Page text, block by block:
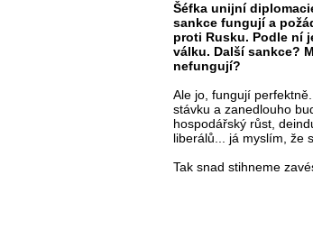
Šéfka unijní
sankce fungují a
proti Rusku. Podle ní
válku. Další sankce?
nefungují?
Ale jo, fungují
stávku a zanedlouho
hospodářský růst,
liberálů... já myslím, že
Tak snad stihneme